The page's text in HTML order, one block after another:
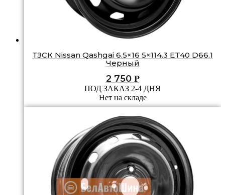
ТЗСК Nissan Qashgai 6.5×16 5×114.3 ET40 D66.1
Черный
2 750 Р
ПОД ЗАКАЗ 2-4 ДНЯ
Нет на складе